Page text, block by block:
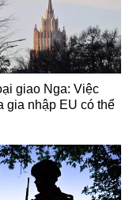
giao Nga: Việc
gia nhập EU có thể